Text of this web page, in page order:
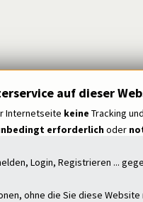
auf dieser
Internetseite keine Tracking
erforderlichoder
Login, Registrieren ...
ohne die Sie diese